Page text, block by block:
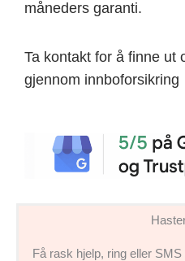
måneders garanti.
Ta kontakt for å finne ut
gjennom innboforsikring
Få rask hjelp, ring eller